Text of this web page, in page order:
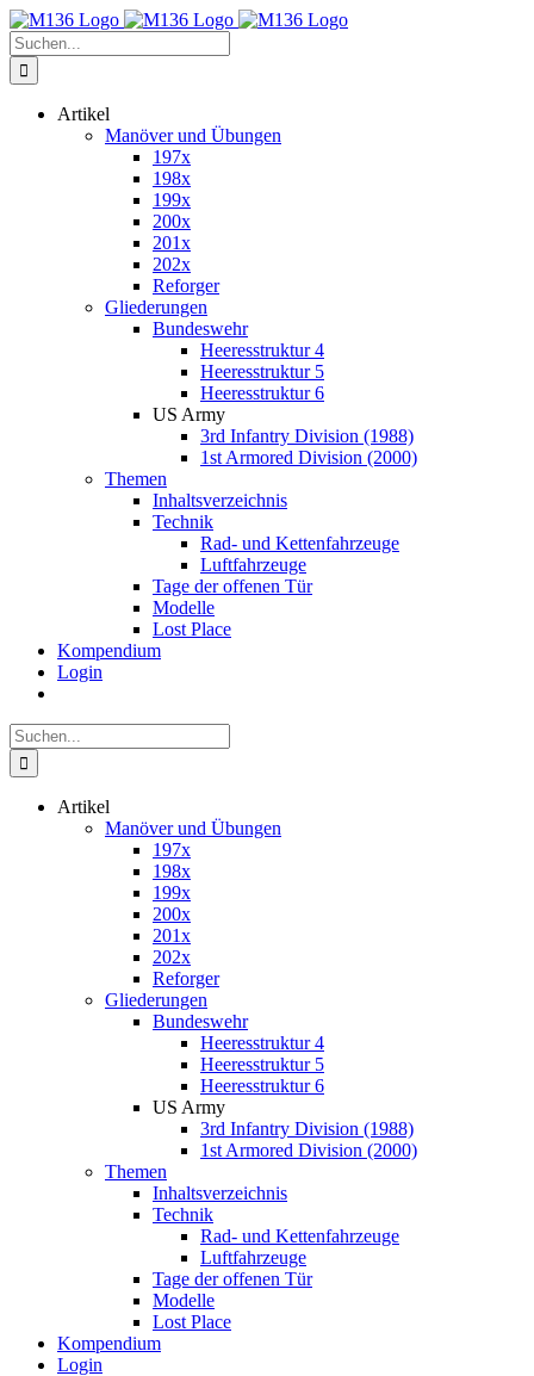
Zum
Inhalt
springen
Suche
nach:
Artikel
Manöver und Übungen
197x
198x
199x
200x
201x
202x
Reforger
Gliederungen
Bundeswehr
Heeresstruktur 4
Heeresstruktur 5
Heeresstruktur 6
US Army
3rd Infantry Division (1988)
1st Armored Division (2000)
Themen
Inhaltsverzeichnis
Technik
Rad- und Kettenfahrzeuge
Luftfahrzeuge
Tage der offenen Tür
Modelle
Lost Place
Kompendium
Login
Suche
nach:
Artikel
Manöver und Übungen
197x
198x
199x
200x
201x
202x
Reforger
Gliederungen
Bundeswehr
Heeresstruktur 4
Heeresstruktur 5
Heeresstruktur 6
US Army
3rd Infantry Division (1988)
1st Armored Division (2000)
Themen
Inhaltsverzeichnis
Technik
Rad- und Kettenfahrzeuge
Luftfahrzeuge
Tage der offenen Tür
Modelle
Lost Place
Kompendium
Login